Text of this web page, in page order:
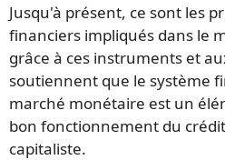
Jusqu'à présent, ce sont les
financiers impliqués dans le
grâce à ces instruments et
soutiennent que le système
marché monétaire est un
bon fonctionnement du
capitaliste.